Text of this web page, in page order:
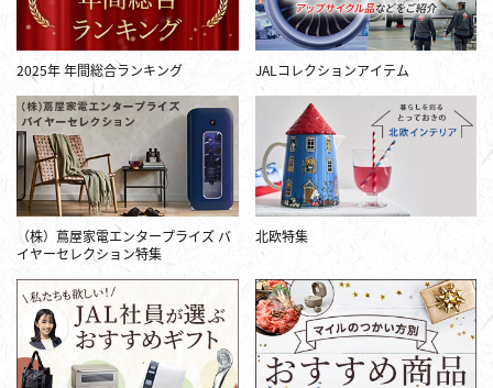
2025年 年間総合ランキング JALコレクションアイテム
（株）蔦屋家電エンタープライズ バ
イヤーセレクション特集
北欧特集